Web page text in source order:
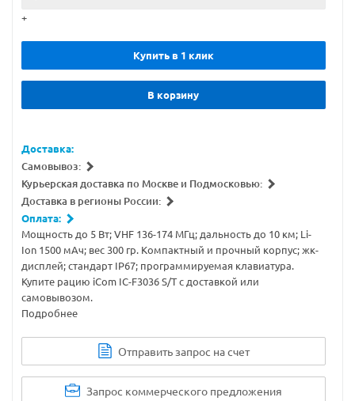
+
Купить в 1 клик
В корзину
Доставка:
Самовывоз:
Курьерская доставка по Москве и Подмосковью:
Доставка в регионы России:
Оплата:
Мощность до 5 Вт; VHF 136-174 МГц; дальность до 10 км; Li-
Ion 1500 мАч; вес 300 гр. Компактный и прочный корпус; жк-
дисплей; стандарт IP67; программируемая клавиатура.
Купите рацию iCom IC-F3036 S/T с доставкой или
самовывозом.
Подробнее
Отправить запрос на счет
Запрос коммерческого предложения